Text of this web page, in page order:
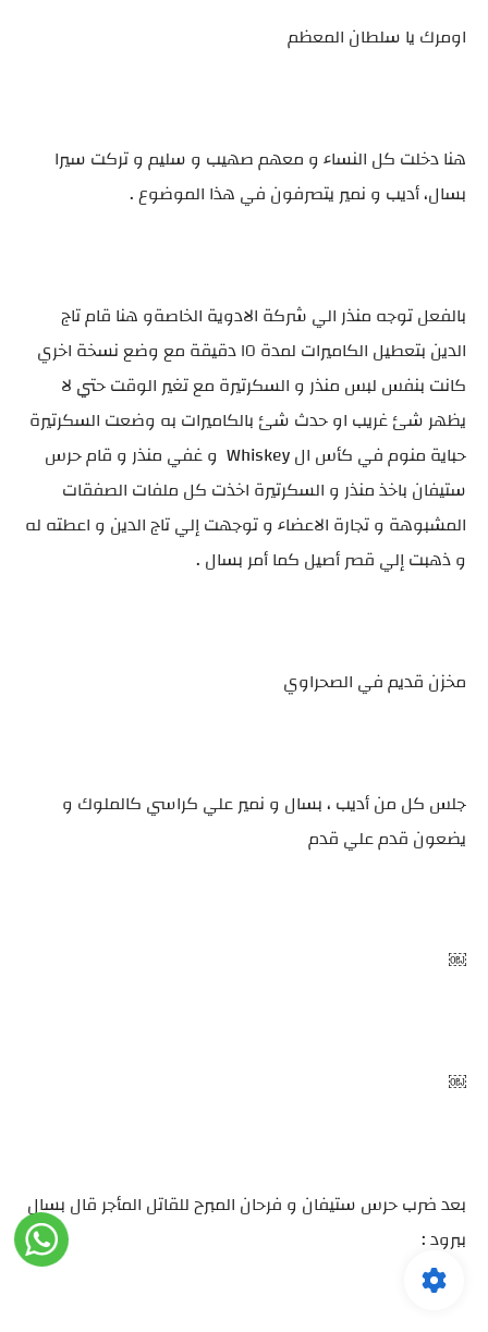
اومرك يا سلطان المعظم
هنا دخلت كل النساء و معهم صهيب و سليم و تركت سيرا
بسال، أديب و نمير يتصرفون في هذا الموضوع .
بالفعل توجه منذر الي شركة الادوية الخاصةو هنا قام تاج
الدين بتعطيل الكاميرات لمدة ١٥ دقيقة مع وضع نسخة اخري
كانت بنفس لبس منذر و السكرتيرة مع تغير الوقت حتي لا
يظهر شئ غريب او حدث شئ بالكاميرات به وضعت السكرتيرة
حباية منوم في كأس ال Whiskey و غفي منذر و قام حرس
ستيفان باخذ منذر و السكرتيرة اخذت كل ملفات الصفقات
المشبوهة و تجارة الاعضاء و توجهت إلي تاج الدين و اعطته له
و ذهبت إلي قصر أصيل كما أمر بسال .
مخزن قديم في الصحراوي
جلس كل من أديب ، بسال و نمير علي كراسي كالملوك و
يضعون قدم علي قدم
￼
￼
بعد ضرب حرس ستيفان و فرحان المبرح للقاتل المأجر قال بسال
ببرود :